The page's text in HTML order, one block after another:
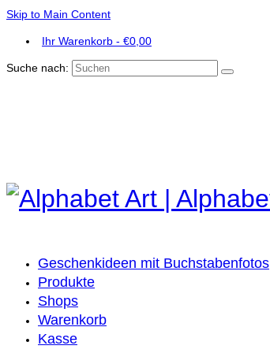
Skip to Main Content
Ihr Warenkorb - €0,00
Suche nach:
Geschenkideen mit Buchstabenfotos
Produkte
Shops
Warenkorb
Kasse